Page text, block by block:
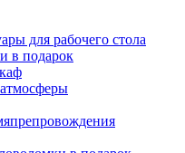
для рабочего стола
в подарок